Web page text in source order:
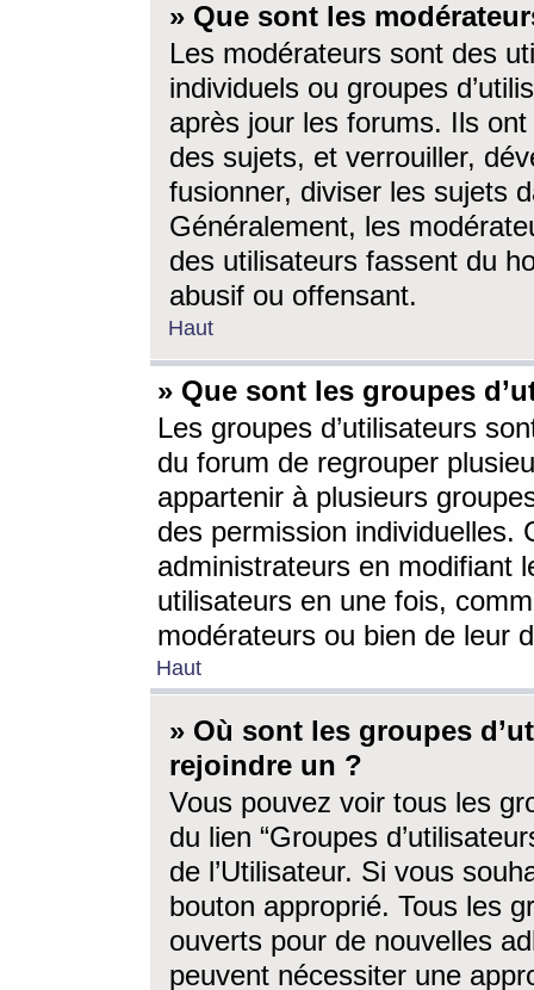
» Que sont les
Les modérateurs sont des
individuels ou groupes
après jour les forums. Ils ont
des sujets, et verrouiller,
fusionner, diviser les sujets
Généralement, les
des utilisateurs fassent du
abusif ou offensant.
Haut
» Que sont les groupes
Les groupes d’utilisateurs
du forum de regrouper
appartenir à plusieurs
des permission individuelles.
administrateurs en modifiant
utilisateurs en une fois,
modérateurs ou bien de leur
Haut
» Où sont les groupes
rejoindre un ?
Vous pouvez voir tous les
du lien “Groupes
de l’Utilisateur. Si vous
bouton approprié. Tous les
ouverts pour de nouvelles
peuvent nécessiter une